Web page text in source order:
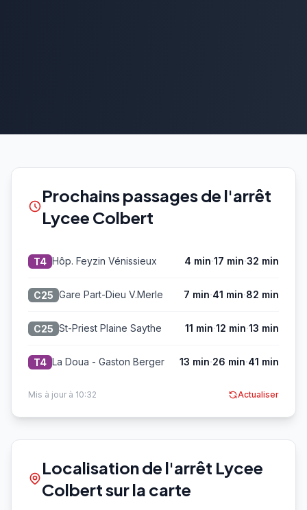
Prochains passages de l'arrêt
Lycee Colbert
T4 Hôp. Feyzin Vénissieux 4 min·17 min·32 min
C25 Gare Part-Dieu V.Merle 7 min·41 min·82 min
C25 St-Priest Plaine Saythe 11 min·12 min·13 min
T4 La Doua - Gaston Berger 13 min·26 min·41 min
Mis à jour à 10:32 Actualiser
Localisation de l'arrêt Lycee
Colbert sur la carte